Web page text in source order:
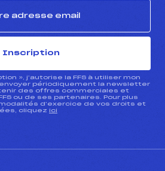
Inscription
», j’autorise la FFS à utiliser mon
périodiquement la newsletter
des offres commerciales et
ou de ses partenaires. Pour plus
d’exercice de vos droits et
cliquez ici